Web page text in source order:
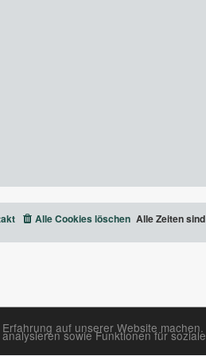
auf unserer Website machen.
sowie Funktionen für soziale
Alle Zeiten sind
Alle Cookies löschen